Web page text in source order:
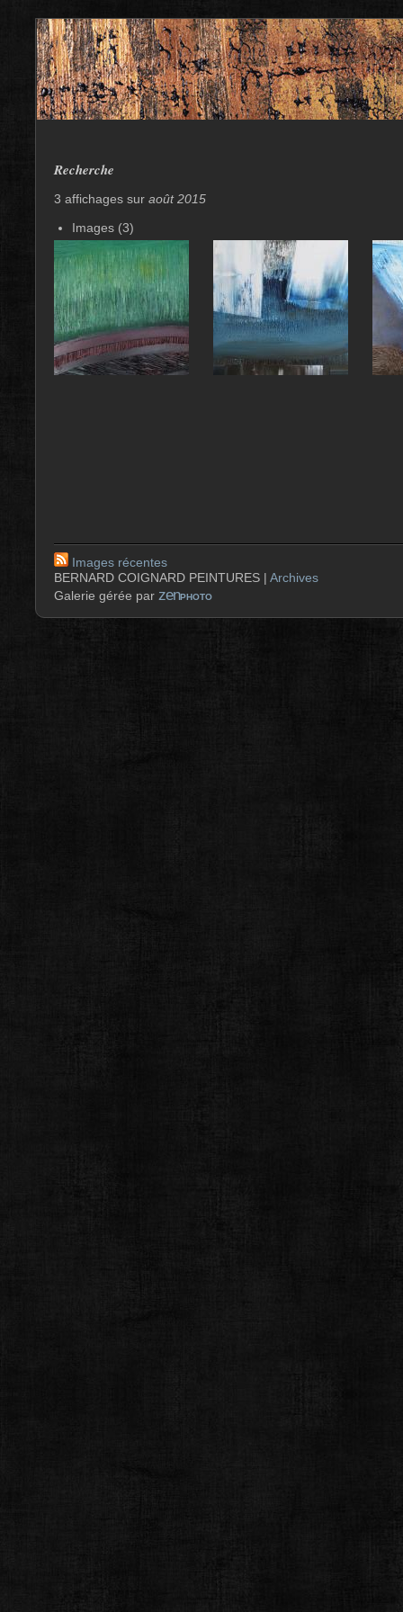
Recherche
3 affichages sur août 2015
Images (3)
Images récentes
BERNARD COIGNARD PEINTURES | Archives
Galerie gérée par zenPHOTO